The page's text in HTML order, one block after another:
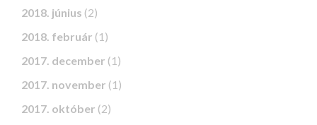
2018. június (2)
2018. február (1)
2017. december (1)
2017. november (1)
2017. október (2)